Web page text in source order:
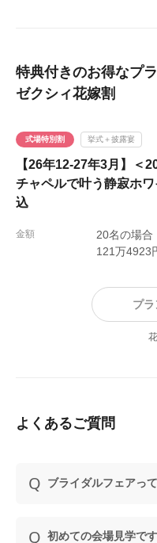
特典付きのお得なプ
ゼクシィ花嫁割
式場特別割 挙式＋披露宴
【26年12-27年3月】＜
チャペルで叶う静寂ホ
込
金額
20名の場合
121万4923
プ
よくあるご質問
ブライダルフェアっ
初めての会場見学で